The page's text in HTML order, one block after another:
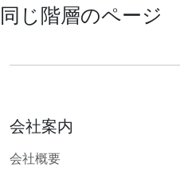
同じ階層のページ
会社案内
会社概要